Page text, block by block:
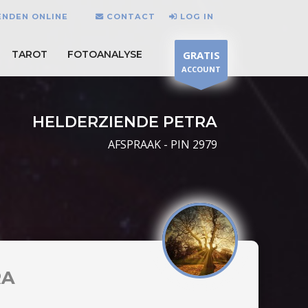
ONLINE CONTACT LOG IN
TAROT FOTOANALYSE GRATIS
ACCOUNT
HELDERZIENDE PETRA
AFSPRAAK - PIN 2979